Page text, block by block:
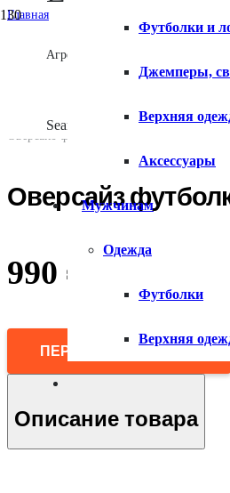
Агрегатор товаров
Search for:
Футболки и
Джемперы,
Верхняя
Аксессуары
Мужчинам
Одежда
Футболки
Верхняя
Главная
Оверсайз
990 ₽
ПЕРЕЙТИ В МАГАЗИН
Описание товара